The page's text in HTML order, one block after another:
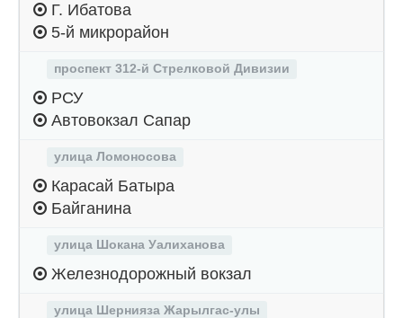
Г. Ибатова
5-й микрорайон
проспект 312-й Стрелковой Дивизии
РСУ
Автовокзал Сапар
улица Ломоносова
Карасай Батыра
Байганина
улица Шокана Уалиханова
Железнодорожный вокзал
улица Шернияза Жарылгас-улы